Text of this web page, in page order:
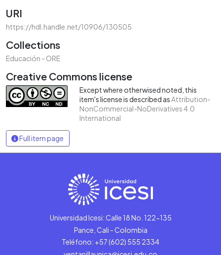
URI
https://hdl.handle.net/10906/130505
Collections
Educación - ORE
Creative Commons license
Except where otherwised noted, this
item's license is described asAttribution-
NonCommercial-NoDerivatives 4.0
International
Full item page
Universidad Icesi: Calle 18 No. 122-135
Pance, Cali - Colombia
Teléfono: +57 (602) 555 2334